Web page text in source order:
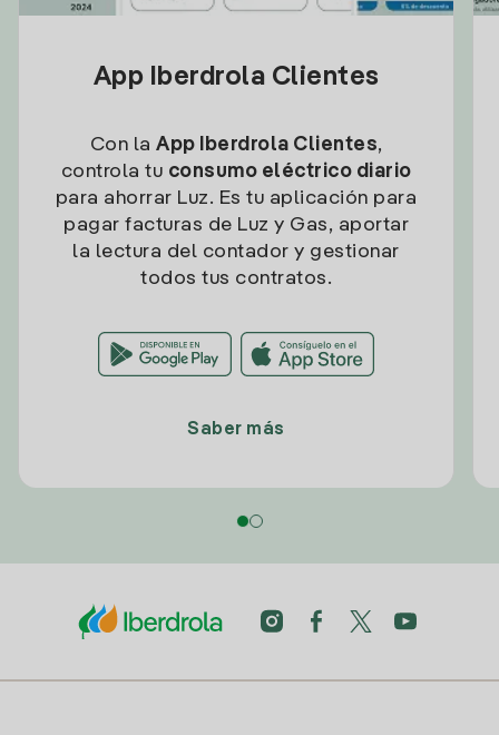
App Iberdrola Clientes
Con la App Iberdrola Clientes,
controla tu consumo eléctrico diario
para ahorrar Luz. Es tu aplicación para
pagar facturas de Luz y Gas, aportar
la lectura del contador y gestionar
todos tus contratos.
Saber más